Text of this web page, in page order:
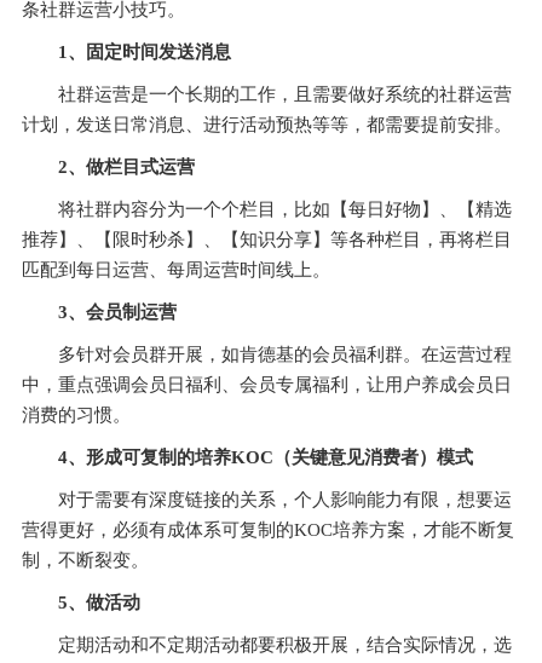
条社群运营小技巧。
1、 固定时间发送消息
社群运营是一个长期的工作，且需要做好系统的社群运营
计划，发送日常消息、进行活动预热等等，都需要提前安排。
2、 做栏目式运营
将社群内容分为一个个栏目，比如【每日好物】、【精选
推荐】、【限时秒杀】、【知识分享】等各种栏目，再将栏目
匹配到每日运营、每周运营时间线上。
3、会员制运营
多针对会员群开展，如肯德基的会员福利群。在运营过程
中，重点强调会员日福利、会员专属福利，让用户养成会员日
消费的习惯。
4、形成可复制的培养KOC（关键意见消费者）模式
对于需要有深度链接的关系，个人影响能力有限，想要运
营得更好，必须有成体系可复制的KOC培养方案，才能不断复
制，不断裂变。
5、做活动
定期活动和不定期活动都要积极开展，结合实际情况，选